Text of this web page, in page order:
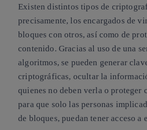
Existen distintos tipos de
precisamente,los encargados de
bloques con otros, así como de
contenido. Gracias al uso de una
algoritmos, se pueden generar
criptográficas, ocultar la
quienes no deben verla o proteger
para que solo las personas
de bloques, puedan tener acceso a